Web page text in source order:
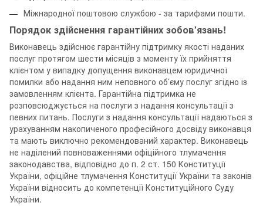
Міжнародної поштовою службою - за тарифами пошти.
Порядок здійснення гарантійних зобов'язань!
Виконавець здійснює гарантійну підтримку якості наданих
послуг протягом шести місяців з моменту їх прийняття
клієнтом у випадку допущення виконавцем юридичної
помилки або надання ним неповного об’єму послуг згідно із
замовленням клієнта. Гарантійна підтримка не
розповсюджується на послуги з надання консультації з
певних питань. Послуги з надання консультації надаються з
урахуванням накопиченого професійного досвіду виконавця
та мають виключно рекомендований характер. Виконавець
не наділений повноваженнями офіційного тлумачення
законодавства, відповідно до п. 2 ст. 150 Конституції
України, офіційне тлумачення Конституції України та законів
України відносить до компетенції Конституційного Суду
України.